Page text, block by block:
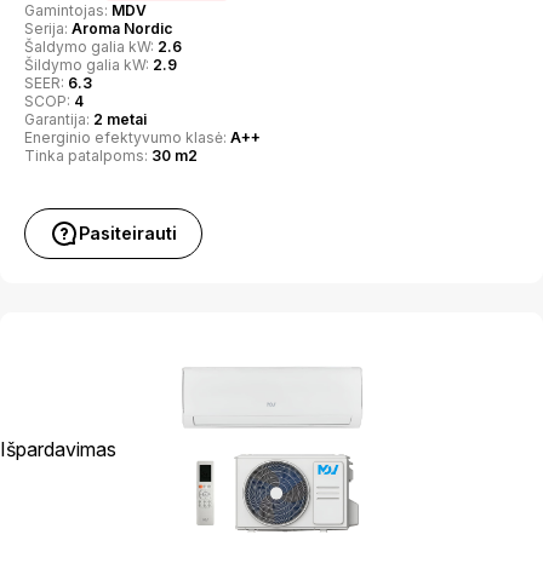
Gamintojas: MDV
Serija: Aroma Nordic
Šaldymo galia kW: 2.6
Šildymo galia kW: 2.9
SEER: 6.3
SCOP: 4
Garantija: 2 metai
Energinio efektyvumo klasė: A++
Tinka patalpoms: 30 m2
Pasiteirauti
Išpardavimas